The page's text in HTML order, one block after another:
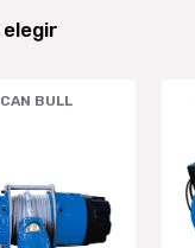
elegir
BULL